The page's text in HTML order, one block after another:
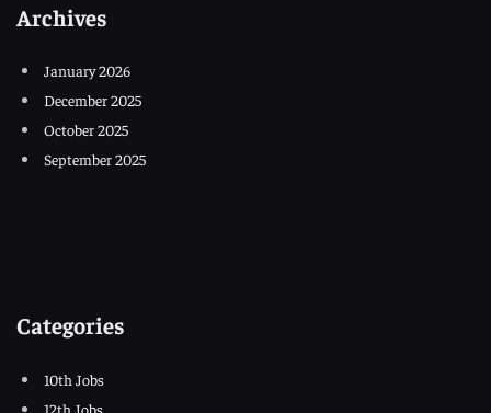
Archives
January 2026
December 2025
October 2025
September 2025
Categories
10th Jobs
12th Jobs